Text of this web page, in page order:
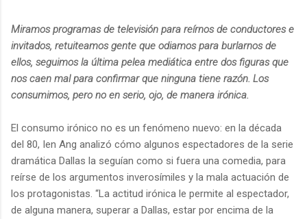
Miramos programas de televisión para reírnos de conductores e
invitados, retuiteamos gente que odiamos para burlarnos de
ellos, seguimos la última pelea mediática entre dos figuras que
nos caen mal para confirmar que ninguna tiene razón. Los
consumimos, pero no en serio, ojo, de manera irónica.
El consumo irónico no es un fenómeno nuevo: en la década
del 80, Ien Ang analizó cómo algunos espectadores de la serie
dramática Dallas la seguían como si fuera una comedia, para
reírse de los argumentos inverosímiles y la mala actuación de
los protagonistas. “La actitud irónica le permite al espectador,
de alguna manera, superar a Dallas, estar por encima de la